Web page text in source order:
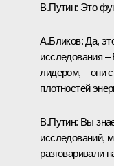
В.Путин: Это
А.Бликов:Да,
исследования
лидером, – они
плотностей
В.Путин: Вы
исследований,
разговаривали